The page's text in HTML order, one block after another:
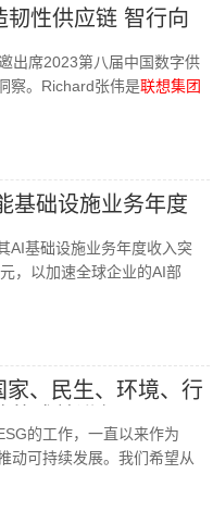
韧性供应链 智行向
出席2023第八届中国数字供
察。Richard张伟是联想集团
基础设施业务年度
AI基础设施业务年度收入突
，以加速全球企业的AI部
家、民生、环境、行
的工作，一直以来作为
动可持续发展。我们希望从